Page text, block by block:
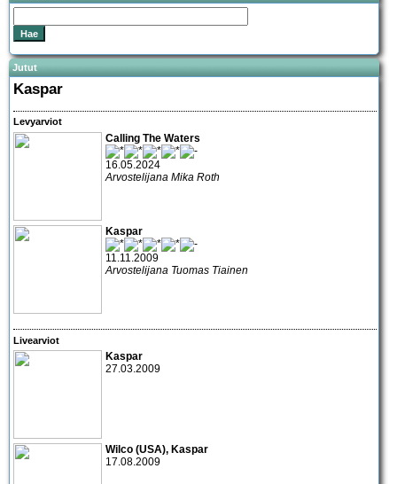
Jutut
Kaspar
Levyarviot
Calling The Waters
16.05.2024
Arvostelijana Mika Roth
Kaspar
11.11.2009
Arvostelijana Tuomas Tiainen
Livearviot
Kaspar
27.03.2009
Wilco (USA), Kaspar
17.08.2009